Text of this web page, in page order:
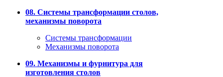
08. Системы трансформации столов,
механизмы поворота
Системы трансформации
Механизмы поворота
09. Механизмы и фурнитура для
изготовления столов